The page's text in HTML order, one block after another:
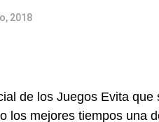
2018
de los Juegos Evita
los mejores tiempos una